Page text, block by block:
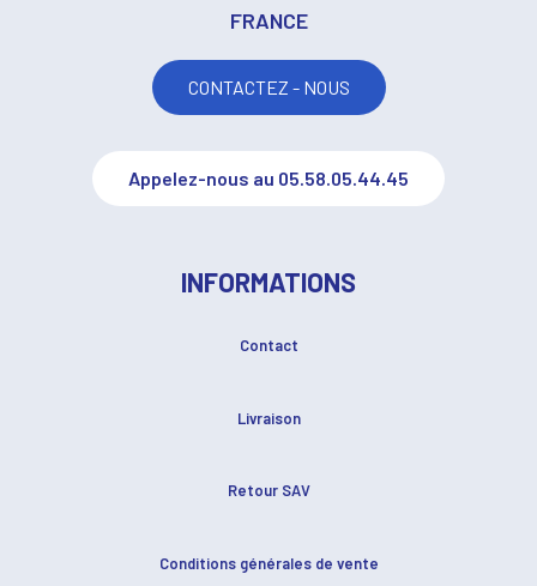
FRANCE
CONTACTEZ - NOUS
Appelez-nous au 05.58.05.44.45
INFORMATIONS
Contact
Livraison
Retour SAV
Conditions générales de vente